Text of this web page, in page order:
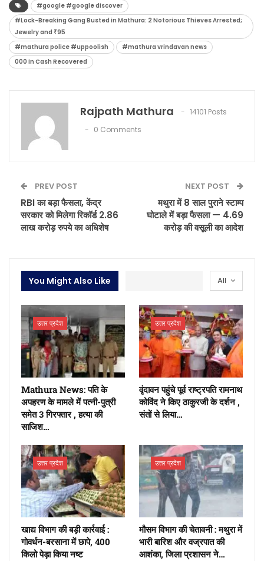
#google #google discover
#Lock-Breaking Gang Busted in Mathura: 2 Notorious Thieves Arrested;
Jewelry and ₹95
#mathura police #uppoolish
#mathura vrindavan news
000 in Cash Recovered
Rajpath Mathura
14101 Posts
0 Comments
PREV POST
RBI का बड़ा फैसला, केंद्र
सरकार को मिलेगा रिकॉर्ड 2.86
लाख करोड़ रुपये का अधिशेष
NEXT POST
मथुरा में 8 साल पुराने स्टाम्प
घोटाले में बड़ा फैसला — 4.69
करोड़ की वसूली का आदेश
All
You Might Also Like
उत्तर प्रदेश
Mathura News: पति के
अपहरण के मामले में पत्नी-पुत्री
समेत 3 गिरफ्तार , हत्या की
साजिश…
उत्तर प्रदेश
वृंदावन पहुंचे पूर्व राष्ट्रपति रामनाथ
कोविंद ने किए ठाकुरजी के दर्शन ,
संतों से लिया…
उत्तर प्रदेश
खाद्य विभाग की बड़ी कार्रवाई :
गोवर्धन-बरसाना में छापे, 400
किलो पेड़ा किया नष्ट
उत्तर प्रदेश
मौसम विभाग की चेतावनी : मथुरा में
भारी बारिश और वज्रपात की
आशंका, जिला प्रशासन ने…